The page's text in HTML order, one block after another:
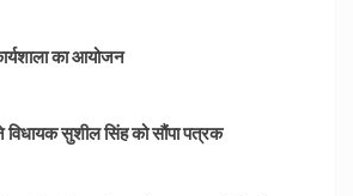
का आयोजन
ने विधायक सुशील सिंह को सौंपा पत्रक